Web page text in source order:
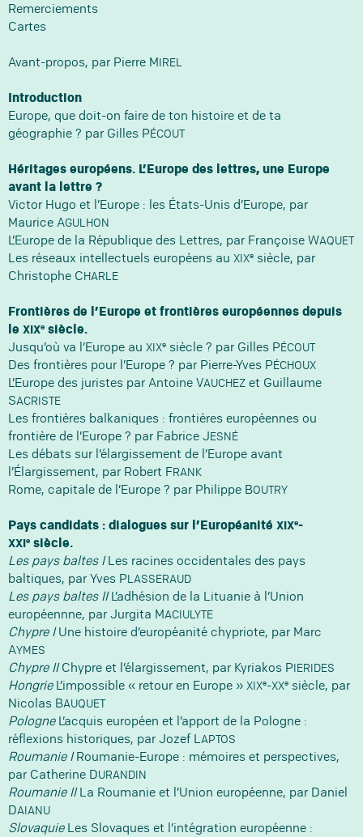
Remerciements
Cartes
Avant-propos, par Pierre MIREL
Introduction
Europe, que doit-on faire de ton histoire et de ta
géographie ? par Gilles PÉCOUT
Héritages européens. L’Europe des lettres, une Europe
avant la lettre ?
Victor Hugo et l’Europe : les États-Unis d’Europe, par
Maurice AGULHON
L’Europe de la République des Lettres, par Françoise WAQUET
Les réseaux intellectuels européens au XIXe siècle, par
Christophe CHARLE
Frontières de l’Europe et frontières européennes depuis
le XIXe siècle.
Jusqu’où va l’Europe au XIXe siècle ? par Gilles PÉCOUT
Des frontières pour l’Europe ? par Pierre-Yves PÉCHOUX
L’Europe des juristes par Antoine VAUCHEZ et Guillaume
SACRISTE
Les frontières balkaniques : frontières européennes ou
frontière de l’Europe ? par Fabrice JESNÉ
Les débats sur l’élargissement de l’Europe avant
l’Élargissement, par Robert FRANK
Rome, capitale de l’Europe ? par Philippe BOUTRY
Pays candidats : dialogues sur l’Européanité XIXe-
XXIe siècle.
Les pays baltes ILes racines occidentales des pays
baltiques, par Yves PLASSERAUD
Les pays baltes IIL’adhésion de la Lituanie à l’Union
européennne, par Jurgita MACIULYTE
Chypre IUne histoire d’européanité chypriote, par Marc
AYMES
Chypre IIChypre et l’élargissement, par Kyriakos PIERIDES
HongrieL’impossible « retour en Europe » XIXe-XXe siècle, par
Nicolas BAUQUET
PologneL’acquis européen et l’apport de la Pologne :
réflexions historiques, par Jozef LAPTOS
Roumanie IRoumanie-Europe : mémoires et perspectives,
par Catherine DURANDIN
Roumanie IILa Roumanie et l’Union européenne, par Daniel
DAIANU
SlovaquieLes Slovaques et l’intégration européenne :